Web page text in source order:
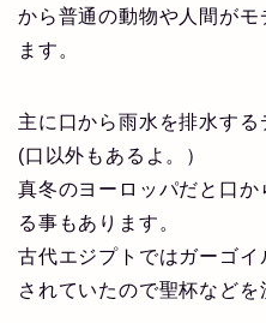
から普通の動物や人間がモ
ます。
主に口から雨水を排水する
(口以外もあるよ。）
真冬のヨーロッパだと口
る事もあります。
古代エジプトではガーゴ
されていたので聖杯などを